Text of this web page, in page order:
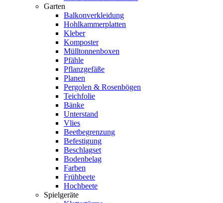
Garten
Balkonverkleidung
Hohlkammerplatten
Kleber
Komposter
Mülltonnenboxen
Pfähle
Pflanzgefäße
Planen
Pergolen & Rosenbögen
Teichfolie
Bänke
Unterstand
Vlies
Beetbegrenzung
Befestigung
Beschlagset
Bodenbelag
Farben
Frühbeete
Hochbeete
Spielgeräte